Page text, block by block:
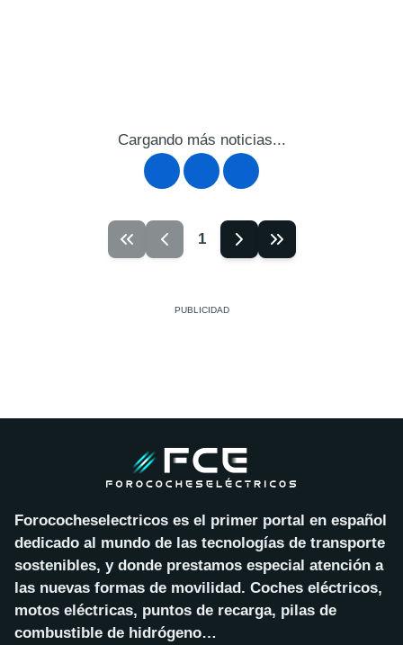
Cargando más noticias...
1
Forococheselectricos es el primer portal en español
dedicado al mundo de las tecnologías de transporte
sostenibles, y donde prestamos especial atención a
las nuevas formas de movilidad. Coches eléctricos,
motos eléctricas, puntos de recarga, pilas de
combustible de hidrógeno…